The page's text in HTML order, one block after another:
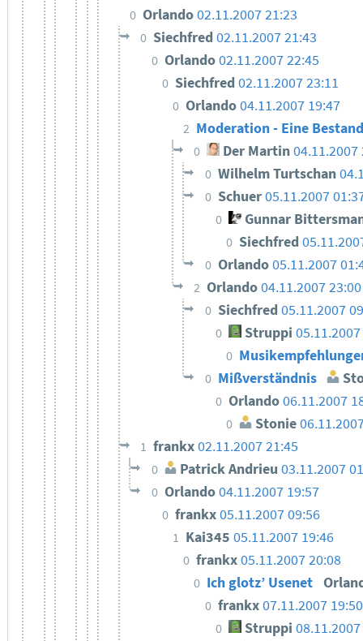
0 Orlando02.11.2007 21:23
0 Siechfred02.11.2007 21:43
0 Orlando02.11.2007 22:45
0 Siechfred 02.11.2007 23:11
0 Orlando04.11.2007 19:47
2 Moderation - Eine
0 Der Martin04.11.2007
0 Wilhelm Turtschan
0 Schuer05.11.2007
0 Gunnar
0 Siechfred
0 Orlando05.11.2007
2 Orlando04.11.2007 23:00
0 Siechfred 05.11.2007
0 Struppi
0
0 Mißverständnis
0 Orlando06.11.2007
0 Stonie
1 frankx02.11.2007 21:45
0 Patrick Andrieu 03.11.2007
0 Orlando04.11.2007 19:57
0 frankx05.11.2007 09:56
1 Kai345 05.11.2007 19:46
0 frankx05.11.2007 20:08
0 Ich glotz’ Usenet
0 frankx07.11.2007 19:50
0 Struppi